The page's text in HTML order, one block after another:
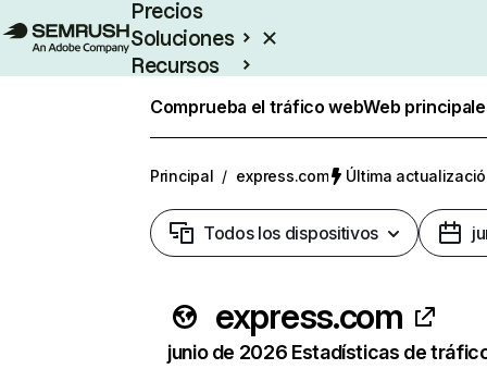
Precios
Soluciones
Recursos
Comprueba el tráfico webWeb
Principal / express.com Última
Todos los dispositivos
express.com
junio de 2026 Estadísticas de